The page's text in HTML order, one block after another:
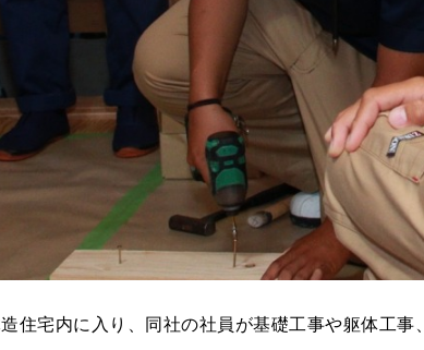
住宅内に入り、同社の社員が基礎工事や躯体工事